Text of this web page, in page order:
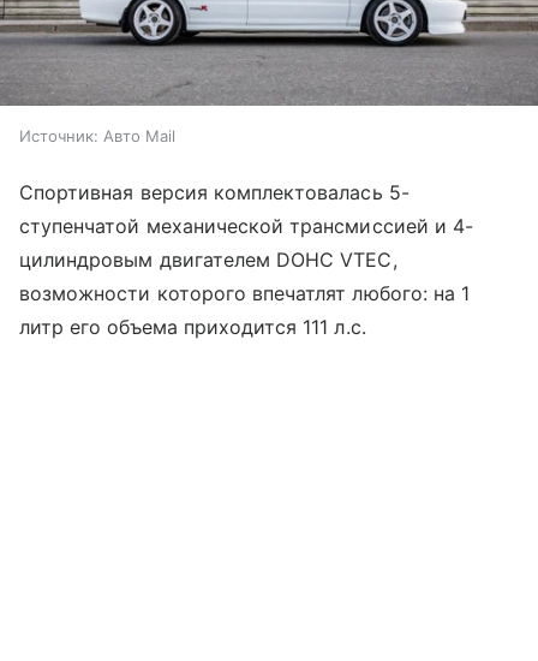
Источник: Авто Mail
Спортивная версия комплектовалась 5-
ступенчатой механической трансмиссией и 4-
цилиндровым двигателем DOHC VTEC,
возможности которого впечатлят любого: на 1
литр его объема приходится 111 л.с.